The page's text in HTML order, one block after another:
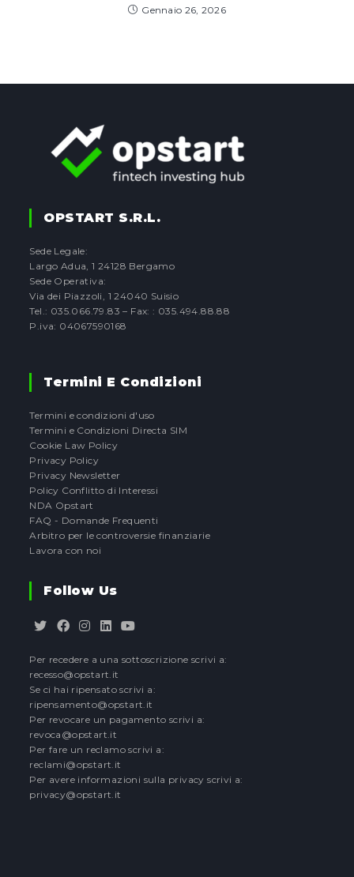
Gennaio 26, 2026
OPSTART S.r.l.
Sede Legale:
Largo Adua, 1 24128 Bergamo
Sede Operativa:
Via dei Piazzoli, 1 24040 Suisio
Tel.: 035.066.79.83 – Fax: : 035.494.88.88
P.iva: 04067590168
Termini E Condizioni
Termini e condizioni d'uso
Termini e Condizioni Directa SIM
Cookie Law Policy
Privacy Policy
Privacy Newsletter
Policy Conflitto di Interessi
NDA Opstart
FAQ - Domande Frequenti
Arbitro per le controversie finanziarie
Lavora con noi
Follow Us
in
a
new
tab
in
a
new
in
a
new
in
a
new
tab
in
new
Per recedere a una sottoscrizione scrivi a:
recesso@opstart.it
Se ci hai ripensato scrivi a:
ripensamento@opstart.it
Per revocare un pagamento scrivi a:
revoca@opstart.it
Per fare un reclamo scrivi a:
reclami@opstart.it
Per avere informazioni sulla privacy scrivi a:
privacy@opstart.it